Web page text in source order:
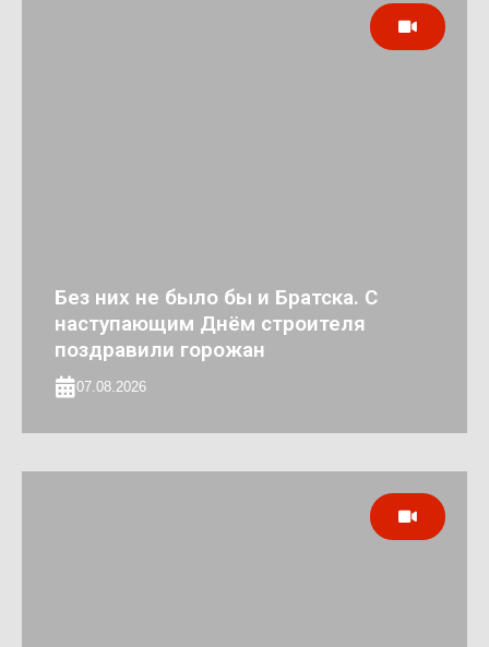
Без них не было бы и Братска. С
наступающим Днём строителя
поздравили горожан
07.08.2026